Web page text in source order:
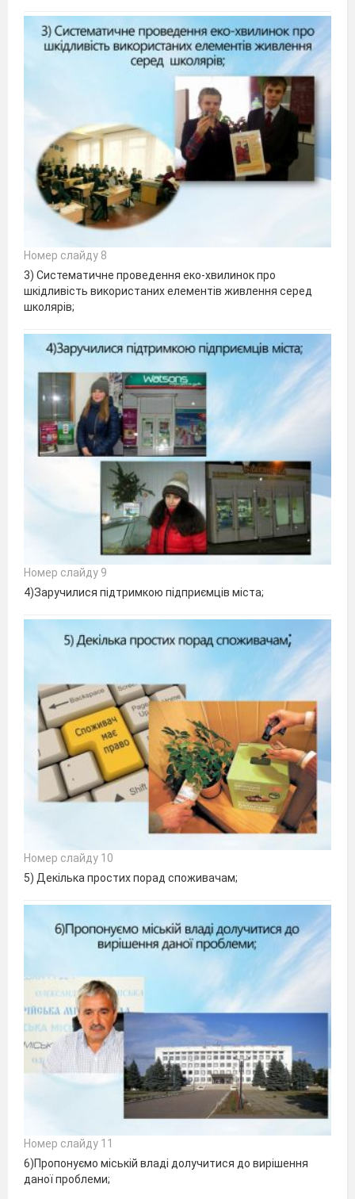
Номер слайду 8
3) Систематичне проведення еко-хвилинок про
шкідливість використаних елементів живлення серед
школярів;
Номер слайду 9
4)Заручилися підтримкою підприємців міста;
Номер слайду 10
5) Декілька простих порад споживачам;
Номер слайду 11
6)Пропонуємо міській владі долучитися до вирішення
даної проблеми;